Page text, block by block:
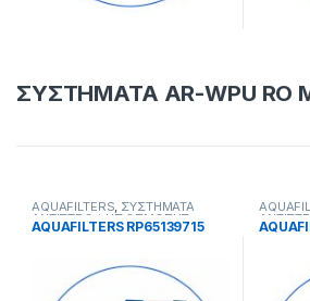
ΣΥΣΤΗΜΑΤΑ AR-WPU RO
AQUAFILTERS, ΣΥΣΤΗΜΑΤΑ
ΑΝΤΙΣΤΡΟΦΗΣ ΟΣΜΟΣΗΣ
AQUAFILTERS RP65139715